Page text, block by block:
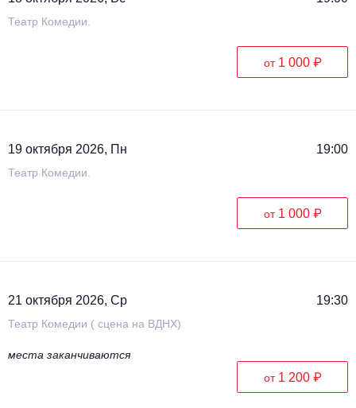
Театр Комедии.
от 1 000 ₽
19 октября 2026, Пн 19:00
Театр Комедии.
от 1 000 ₽
21 октября 2026, Ср 19:30
Театр Комедии ( сцена на ВДНХ)
места заканчиваются
от 1 200 ₽